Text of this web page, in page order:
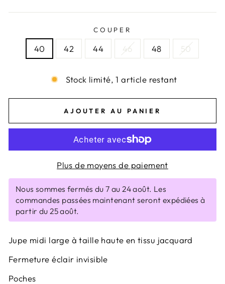
COUPER
40 42 44 46 48 50
Stock limité, 1 article restant
AJOUTER AU PANIER
Plus de moyens de paiement
Nous sommes fermés du 7 au 24 août. Les
commandes passées maintenant seront expédiées à
partir du 25 août.
Jupe midi large à taille haute en tissu jacquard
Fermeture éclair invisible
Poches